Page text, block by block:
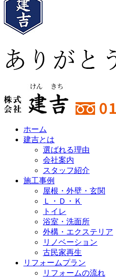
ホーム
建吉とは
選ばれる理由
会社案内
スタッフ紹介
施工事例
屋根・外壁・玄関
Ｌ・Ｄ・Ｋ
トイレ
浴室・洗⾯所
外構・エクステリア
リノベーション
古民家再生
リフォームプラン
リフォームの流れ